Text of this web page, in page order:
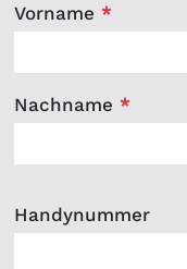
Vorname *
Nachname *
Handynummer